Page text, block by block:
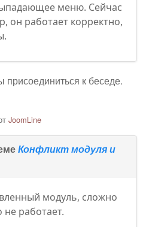
меню. Сейчас
он работает корректно,
присоединиться к беседе.
JoomLine
Конфликт модуля и
модуль, сложно
не работает.